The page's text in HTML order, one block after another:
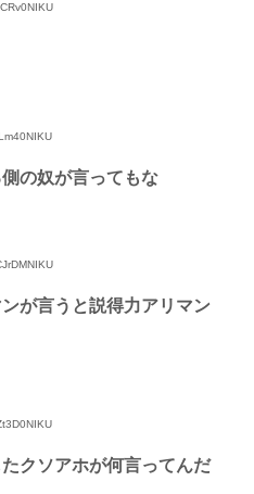
の奴が言ってもな
が言うと説得力アリマン
クソアホが何言ってんだ